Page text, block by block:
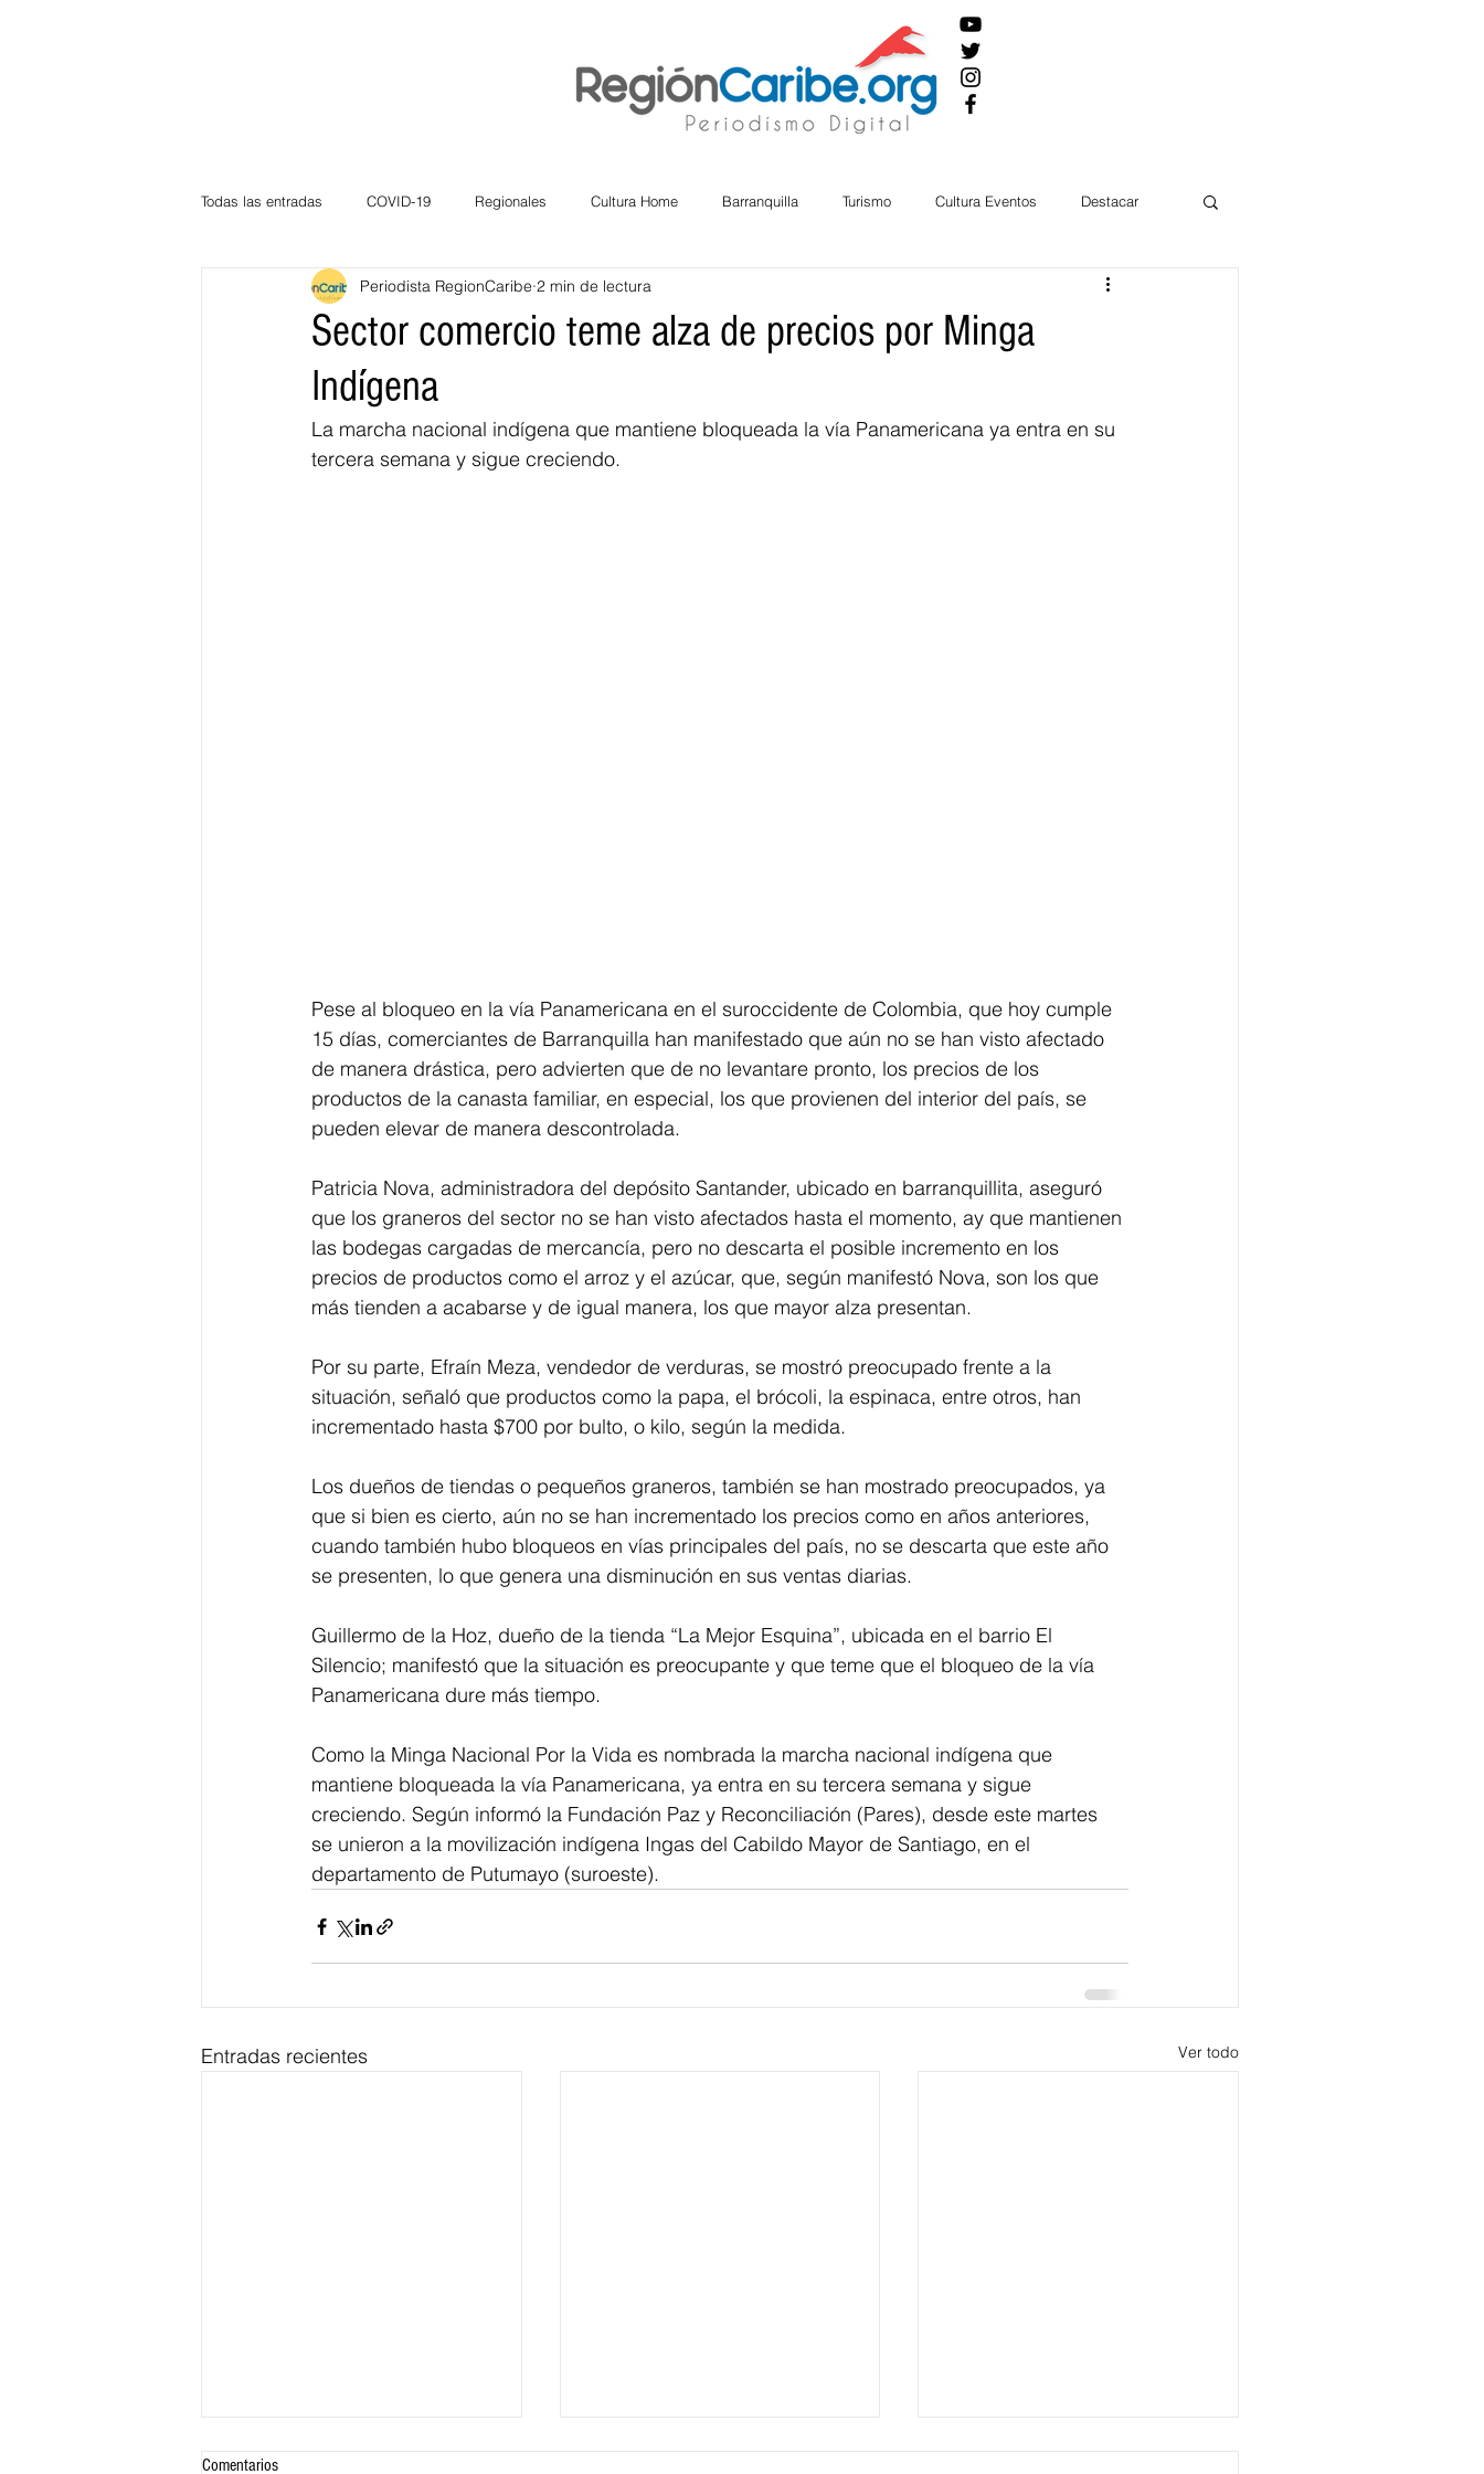
Todas las entradas COVID-19 Regionales Cultura Home Barranquilla Turismo Cultura Eventos Destacar
Atlántico La Guajira Cesar English
Bloggeros
Educación BID BIENESTAR
Sector comercio teme alza de precios por Minga
Indígena
Periodista RegionCaribe 2 min de lectura
La marcha nacional indígena que mantiene bloqueada la vía Panamericana ya entra en su
tercera semana y sigue creciendo.
Pese al bloqueo en la vía Panamericana en el suroccidente de Colombia, que hoy cumple
15 días, comerciantes de Barranquilla han manifestado que aún no se han visto afectado
de manera drástica, pero advierten que de no levantare pronto, los precios de los
productos de la canasta familiar, en especial, los que provienen del interior del país, se
pueden elevar de manera descontrolada.
Patricia Nova, administradora del depósito Santander, ubicado en barranquillita, aseguró
que los graneros del sector no se han visto afectados hasta el momento, ay que mantienen
las bodegas cargadas de mercancía, pero no descarta el posible incremento en los
precios de productos como el arroz y el azúcar, que, según manifestó Nova, son los que
más tienden a acabarse y de igual manera, los que mayor alza presentan.
Por su parte, Efraín Meza, vendedor de verduras, se mostró preocupado frente a la
situación, señaló que productos como la papa, el brócoli, la espinaca, entre otros, han
incrementado hasta $700 por bulto, o kilo, según la medida.
Los dueños de tiendas o pequeños graneros, también se han mostrado preocupados, ya
que si bien es cierto, aún no se han incrementado los precios como en años anteriores,
cuando también hubo bloqueos en vías principales del país, no se descarta que este año
se presenten, lo que genera una disminución en sus ventas diarias.
Guillermo de la Hoz, dueño de la tienda “La Mejor Esquina”, ubicada en el barrio El
Silencio; manifestó que la situación es preocupante y que teme que el bloqueo de la vía
Panamericana dure más tiempo.
Como la Minga Nacional Por la Vida es nombrada la marcha nacional indígena que
mantiene bloqueada la vía Panamericana, ya entra en su tercera semana y sigue
creciendo. Según informó la Fundación Paz y Reconciliación (Pares), desde este martes
se unieron a la movilización indígena Ingas del Cabildo Mayor de Santiago, en el
departamento de Putumayo (suroeste).
Entradas recientes Ver todo
Comentarios